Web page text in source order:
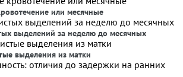
или месячные
выделений за неделю до месячных
выделения из матки